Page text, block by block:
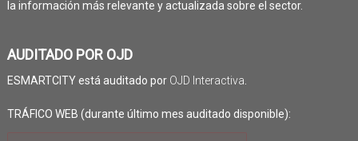
la información más relevante y actualizada sobre el sector.
AUDITADO POR OJD
ESMARTCITY está auditado por OJD Interactiva
TRÁFICO WEB (durante último mes auditado disponible):